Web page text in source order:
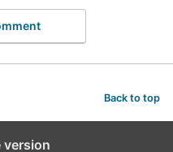
Back to top
version